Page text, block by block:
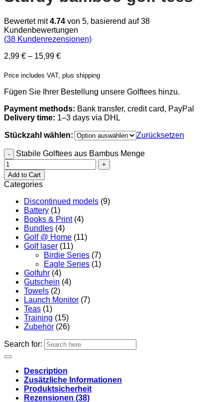
Bewertet mit4.74 von 5, basierend auf38
Kundenbewertungen
(38 Kundenrezensionen)
2,99 € – 15,99 €
Price includes VAT, plus shipping
Fügen Sie Ihrer Bestellung unsere Golftees hinzu.
Payment methods: Bank transfer, credit card, PayPal
Delivery time: 1–3 days via DHL
Stückzahl wählen: Zurücksetzen
Stabile Golftees aus Bambus Menge
Add to Cart
Categories
Discontinued models (9)
Battery (1)
Books & Print (4)
Bundles (4)
Golf @ Home (11)
Golf laser (11)
Birdie Series (7)
Eagle Series (1)
Golfuhr (4)
Gutschein (4)
Towels (2)
Launch Monitor (7)
Teas (1)
Training (15)
Zubehör (26)
Search for:
Description
Zusätzliche Informationen
Produktsicherheit
Rezensionen (38)